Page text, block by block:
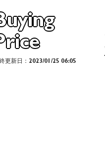
更新日：2023/01/25 06:05